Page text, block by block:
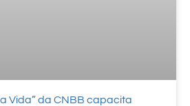
Vida” da CNBB capacita